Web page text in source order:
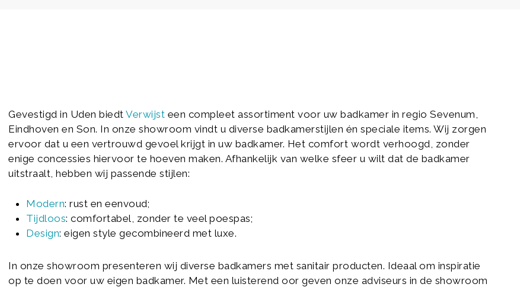
Gevestigd in Uden biedtVerwijst een compleet assortiment voor uw badkamer in regio Sevenum,
Eindhoven en Son. In onze showroom vindt u diverse badkamerstijlen én speciale items. Wij zorgen
ervoor dat u een vertrouwd gevoel krijgt in uw badkamer. Het comfort wordt verhoogd, zonder
enige concessies hiervoor te hoeven maken. Afhankelijk van welke sfeer u wilt dat de badkamer
uitstraalt, hebben wij passende stijlen:
Modern: rust en eenvoud;
Tijdloos: comfortabel, zonder te veel poespas;
Design: eigen style gecombineerd met luxe.
In onze showroom presenteren wij diverse badkamers met sanitair producten. Ideaal om inspiratie
op te doen voor uw eigen badkamer. Met een luisterend oor geven onze adviseurs in de showroom